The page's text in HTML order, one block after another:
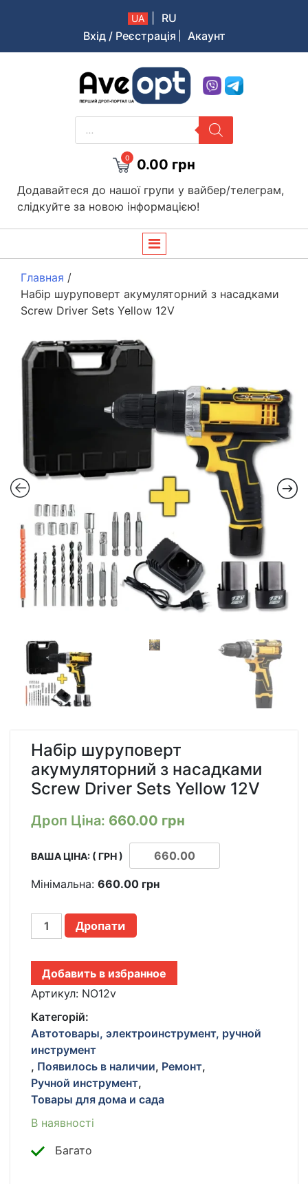
UA
RU
Вхід / Реєстрація
Акаунт
Aveopt – оптова дропшипінг платформа в Україні
PRODUCTS
SEARCH
0 0.00 грн
Додавайтеся до нашої групи у вайбер/телеграм,
слідкуйте за новою інформацією!
Главная /
Набір шуруповерт акумуляторний з насадками
Screw Driver Sets Yellow 12V
Набір шуруповерт
акумуляторний з насадками
Screw Driver Sets Yellow 12V
Дроп Ціна: 660.00 грн
ВАША ЦІНА: ( ГРН )
Мінімальна: 660.00 грн
НАБОР
ШУРУПОВЕРТ
С
НАСАДКАМИ
SCREW
SETS
YELLOW
12V
ПОЛНЫЙ
КОМПЛЕКТ
В
ЧЕМОДАНЕ!
КІЛЬКІСТЬ
Дропати
Добавить в избранное
Артикул: NO12v
Категорій:
Автотовары, электроинструмент, ручной
инструмент
, Появилось в наличии, Ремонт,
Ручной инструмент,
Товары для дома и сада
В наявності
Багато